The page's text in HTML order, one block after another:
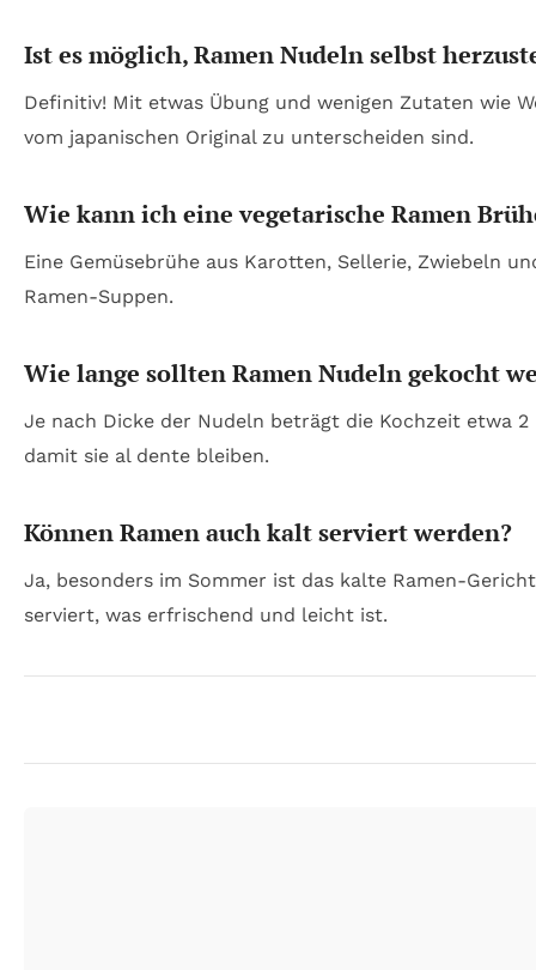
Ist es möglich, Ramen Nudeln selbst
Definitiv! Mit etwas Übung und wenigen Zutaten wie
vom japanischen Original zu unterscheiden sind.
Wie kann ich eine vegetarische Ramen
Eine Gemüsebrühe aus Karotten, Sellerie, Zwiebeln
Ramen-Suppen.
Wie lange sollten Ramen Nudeln gekocht
Je nach Dicke der Nudeln beträgt die Kochzeit etwa
damit sie al dente bleiben.
Können Ramen auch kalt serviert werden?
Ja, besonders im Sommer ist das kalte Ramen-
serviert, was erfrischend und leicht ist.